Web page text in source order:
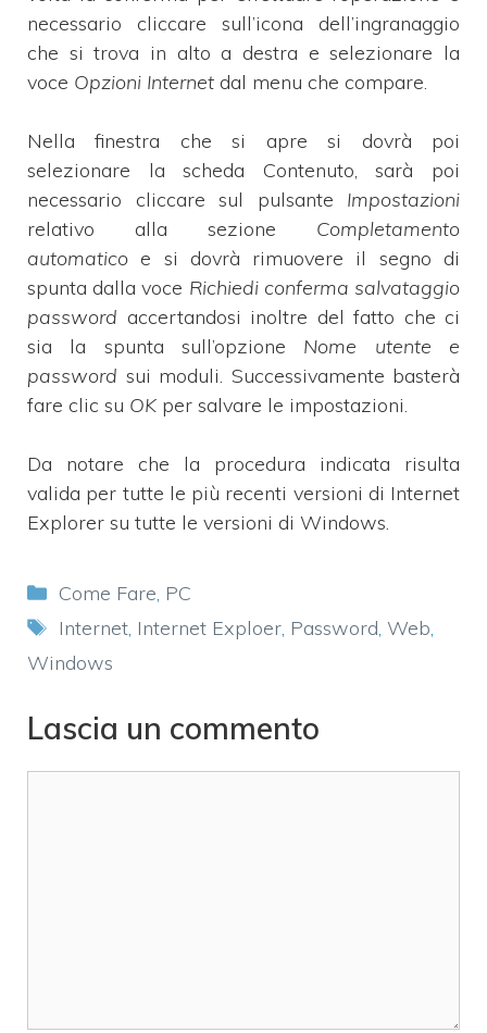
necessario cliccare sull’icona dell’ingranaggio
che si trova in alto a destra e selezionare la
voce Opzioni Internet dal menu che compare.
Nella finestra che si apre si dovrà poi
selezionare la scheda Contenuto, sarà poi
necessario cliccare sul pulsante Impostazioni
relativo alla sezione Completamento
automatico e si dovrà rimuovere il segno di
spunta dalla voce Richiedi conferma salvataggio
password accertandosi inoltre del fatto che ci
sia la spunta sull’opzione Nome utente e
password sui moduli. Successivamente basterà
fare clic su OK per salvare le impostazioni.
Da notare che la procedura indicata risulta
valida per tutte le più recenti versioni di Internet
Explorer su tutte le versioni di Windows.
Categorie
Come Fare, PC
Tag
Internet, Internet Exploer, Password, Web,
Windows
Lascia un commento